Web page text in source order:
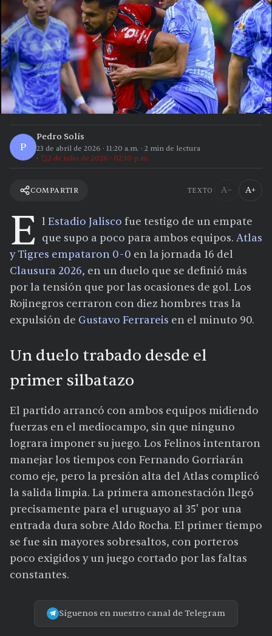
P
Pedro Solís
23 de abril de 2026 · 11:20 a.m. · 2 min de lectura
2 de julio de 2026 · 02:10 p.m.
COMPARTIR TEXTO A− A+
E l Estadio Jalisco fue testigo de un empate
que supo a poco para ambos equipos. Atlas
y Tigres empataron 0-0 en la jornada 16 del
Clausura 2026, en un duelo que se definió más
por la tensión que por las ocasiones de gol. Los
Rojinegros cerraron con diez hombres tras la
expulsión de Gustavo Ferrareis en el minuto 90.
Un duelo trabado desde el
primer silbatazo
El partido arrancó con ambos equipos midiendo
fuerzas en el mediocampo, sin que ninguno
lograra imponer su juego. Los Felinos intentaron
manejar los tiempos con Fernando Gorriarán
como eje, pero la presión alta del Atlas complicó
la salida limpia. La primera amonestación llegó
precisamente para el uruguayo al 35' por una
entrada dura sobre Aldo Rocha. El primer tiempo
se fue sin mayores sobresaltos, con porteros
poco exigidos y un juego cortado por las faltas
constantes.
Síguenos en nuestro canal de Telegram